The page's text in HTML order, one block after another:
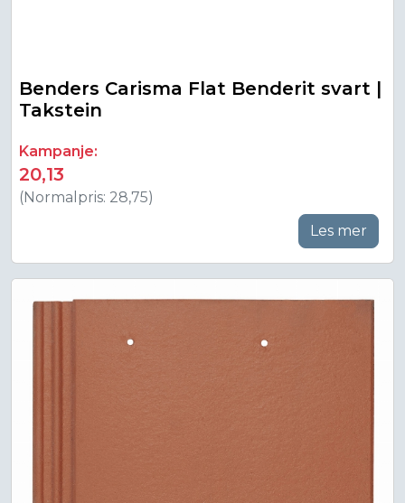
Benders Carisma Flat Benderit svart |
Takstein
Kampanje:
20,13
(Normalpris: 28,75)
Les mer